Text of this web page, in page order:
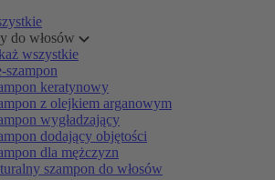
do włosów
wszystkie
szampon
keratynowy
z olejkiem arganowym
wygładzający
dodający objętości
dla mężczyzn
szampon do włosów